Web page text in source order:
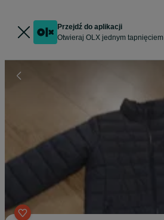
Przejdź do aplikacji
Otwieraj OLX jednym tapnięciem